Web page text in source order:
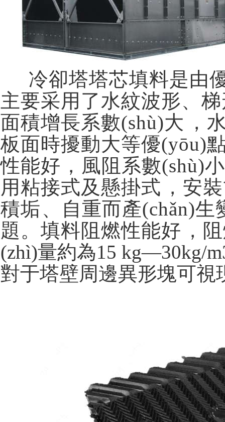
冷卻塔塔芯填料是由
主要采用了水紋波形、梯形
面積增長系數(shù)大
板面時擾動大等優(yōu)點
性能好，風阻系數(shù)
用粘接式及懸掛式，安
積垢、自重而產(chǎn)
題。填料阻燃性能好
(zhì)量約為15 kg—30kg/
對于塔壁周邊異形塊可視